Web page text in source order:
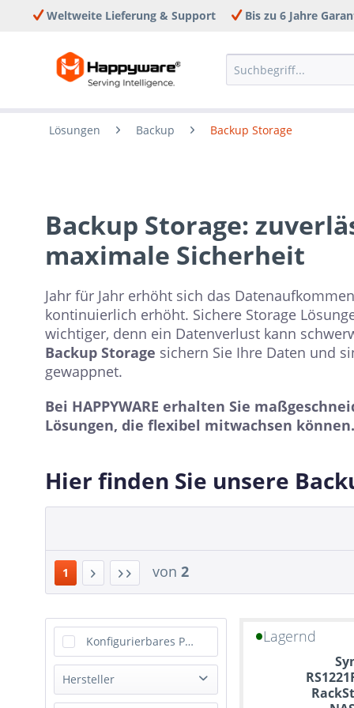
Weltweite Lieferung & Support Bis zu 6 Jahre
Lösungen Backup Backup Storage
Backup Storage:
maximale Sicherheit
Jahr für Jahr erhöht sich das
kontinuierlich erhöht. Sichere Storage
wichtiger, denn ein Datenverlust kann
Backup Storage sichern Sie Ihre Daten und
gewappnet.
Bei HAPPYWARE erhalten Sie
Lösungen, die flexibel mitwachsen können.
Hier finden Sie unsere
1 von 2
Konfigurierbares Produkt
Hersteller
Lagernd